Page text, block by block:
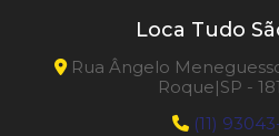
Loca Tudo
Rua Ângelo
Roque|SP -
(11)